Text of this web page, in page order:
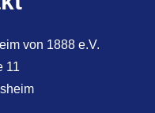
von 1888 e.V.
11